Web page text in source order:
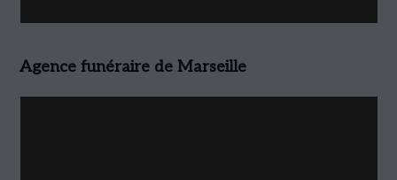
Agence funéraire de Marseille